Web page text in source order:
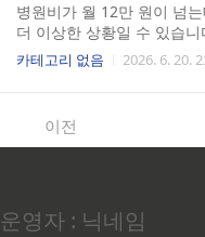
병원비가 월 12만 원이 넘
더 이상한 상황일 수 있습
선정됐는데 한동안 건강보
가 이미 적용되고 있다는
의료비 부담을 줄여주기
이나 장애인처럼 일을 할 수
카테고리 없음 2026. 6. 20.
이전
운영자 : 닉네임